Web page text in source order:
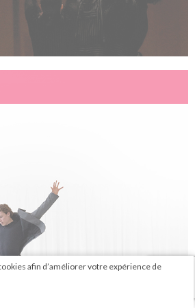
afin d’améliorer votre expérience de